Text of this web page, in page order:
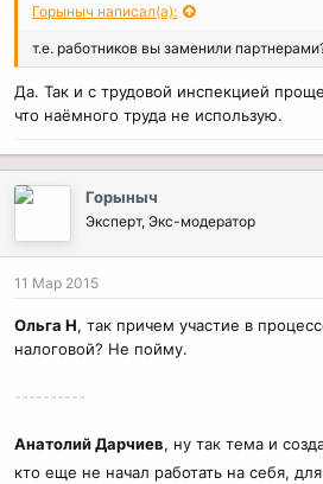
Горыныч написал(а):
т.е. работников вы заменили
Да. Так и с трудовой инспекцией
что наёмного труда не использую.
Горыныч
Эксперт, Экс-модератор
11 Мар 2015
Ольга Н, так причем участие в
налоговой? Не пойму.
----------
Анатолий Дарчиев, ну так тема и
кто еще не начал работать на себя,